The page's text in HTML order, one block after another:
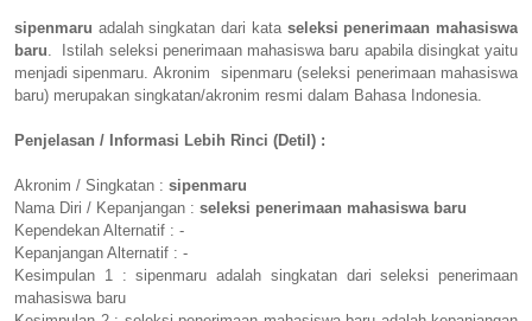
sipenmaru adalah singkatan dari kata seleksi penerimaan mahasiswa
baru. Istilah seleksi penerimaan mahasiswa baru apabila disingkat yaitu
menjadi sipenmaru. Akronim sipenmaru (seleksi penerimaan mahasiswa
baru) merupakan singkatan/akronim resmi dalam Bahasa Indonesia.
Penjelasan / Informasi Lebih Rinci (Detil) :
Akronim / Singkatan : sipenmaru
Nama Diri / Kepanjangan : seleksi penerimaan mahasiswa baru
Kependekan Alternatif : -
Kepanjangan Alternatif : -
Kesimpulan 1 : sipenmaru adalah singkatan dari seleksi penerimaan
mahasiswa baru